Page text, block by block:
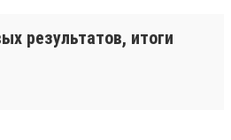
результатов, итоги